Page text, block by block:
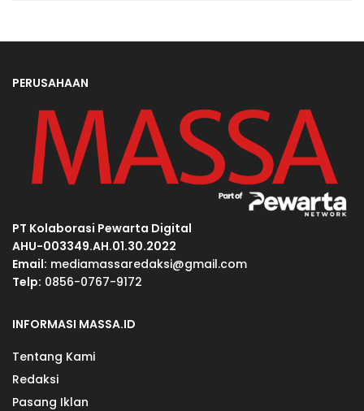
PERUSAHAAN
PT Kolaborasi Pewarta Digital
AHU-003349.AH.01.30.2022
Email: mediamassaredaksi@gmail.com
Telp: 0856-0767-9172
INFORMASI MASSA.ID
Tentang Kami
Redaksi
Pasang Iklan